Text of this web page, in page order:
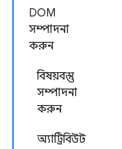
DOM
সম্পাদনা
করুন
বিষয়বস্তু
সম্পাদনা
করুন
অ্যাট্রিবিউট